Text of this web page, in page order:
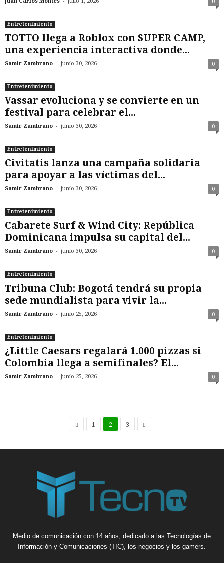
Entretenimiento
TOTTO llega a Roblox con SUPER CAMP,
una experiencia interactiva donde...
Samir Zambrano - junio 30, 2026 0
Entretenimiento
Vassar evoluciona y se convierte en un
festival para celebrar el...
Samir Zambrano - junio 30, 2026 0
Entretenimiento
Civitatis lanza una campaña solidaria
para apoyar a las víctimas del...
Samir Zambrano - junio 30, 2026 0
Entretenimiento
Cabarete Surf & Wind City: República
Dominicana impulsa su capital del...
Samir Zambrano - junio 30, 2026 0
Entretenimiento
Tribuna Club: Bogotá tendrá su propia
sede mundialista para vivir la...
Samir Zambrano - junio 25, 2026 0
Entretenimiento
¿Little Caesars regalará 1.000 pizzas si
Colombia llega a semifinales? El...
Samir Zambrano - junio 25, 2026 0
1 2 3
Medio de comunicación con 14 años, dedicado a las Tecnologías de
Información y Comunicaciones (TIC), los negocios y los gamers.